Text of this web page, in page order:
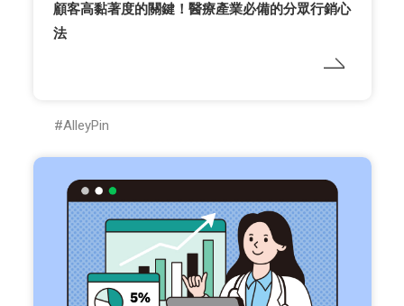
顧客高黏著度的關鍵！醫療產業必備的分眾行銷心
法
AlleyPin